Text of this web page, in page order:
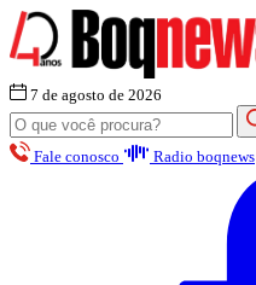
7 de agosto de 2026
Fale conosco Radio boqnews